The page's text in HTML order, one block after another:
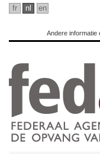
Ga
hoofdinhoud
fr nl en
Andere